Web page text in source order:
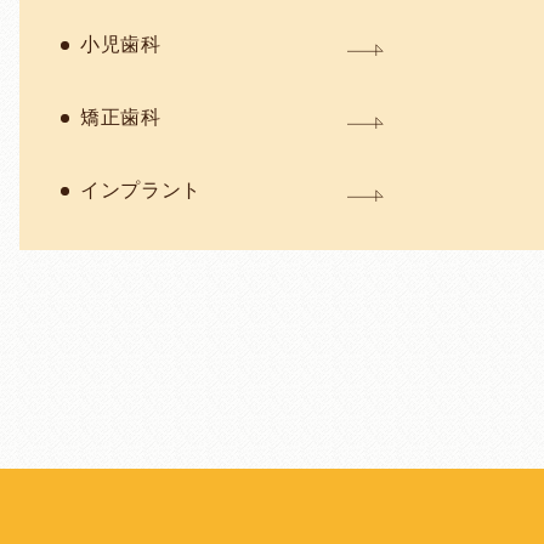
小児歯科
矯正歯科
インプラント